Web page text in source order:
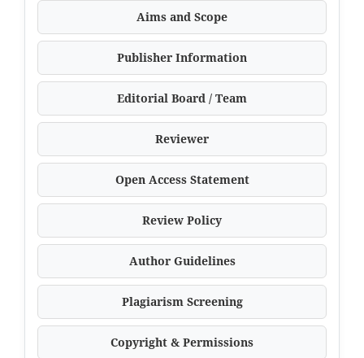
Aims and Scope
Publisher Information
Editorial Board / Team
Reviewer
Open Access Statement
Review Policy
Author Guidelines
Plagiarism Screening
Copyright & Permissions